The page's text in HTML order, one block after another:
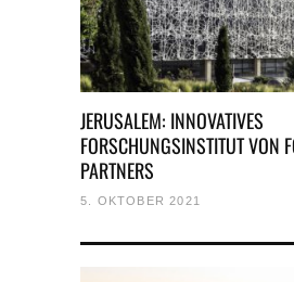
JERUSALEM: INNOVATIVES
FORSCHUNGSINSTITUT VON
PARTNERS
5. OKTOBER 2021